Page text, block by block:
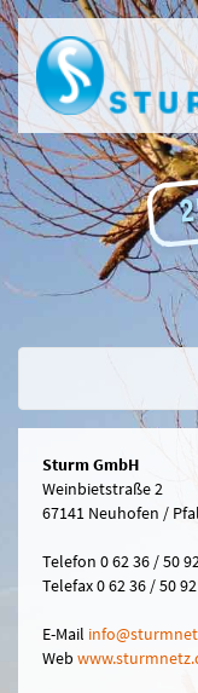
Sturm GmbH
Weinbietstraße 2
67141 Neuhofen /
Telefon 0 62 36 / 50
Telefax 0 62 36 / 50
E-Mail info@sturmn
Web